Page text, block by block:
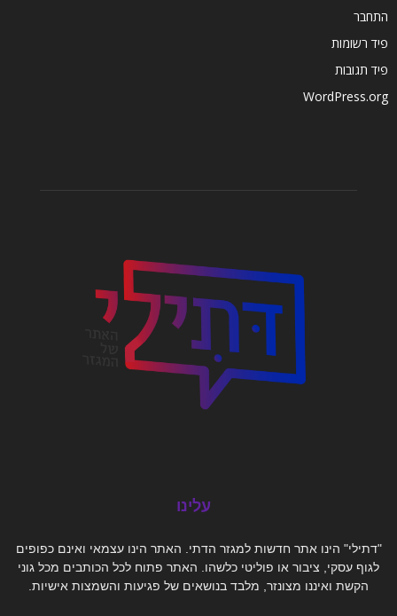
התחבר
פיד רשומות
פיד תגובות
WordPress.org
עלינו
"דתילי" הינו אתר חדשות למגזר הדתי. האתר הינו עצמאי ואינם כפופים
לגוף עסקי, ציבור או פוליטי כלשהו. האתר פתוח לכל הכותבים מכל גוני
הקשת ואיננו מצונזר, מלבד בנושאים של פגיעות והשמצות אישיות.